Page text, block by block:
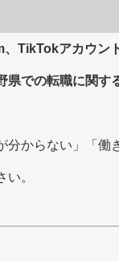
TikTokアカウン
県での転職に関す
分からない」「
。